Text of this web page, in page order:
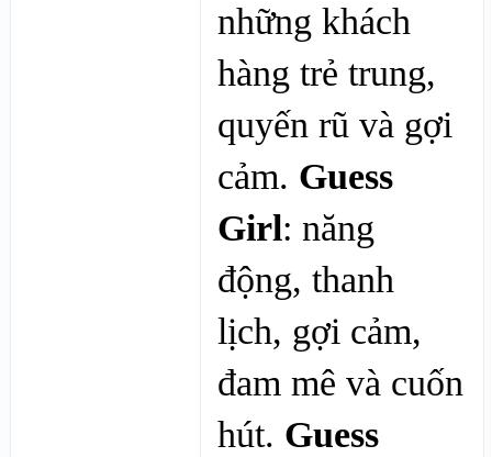
những khách
hàng trẻ trung,
quyến rũ và gợi
cảm. Guess
Girl: năng
động, thanh
lịch, gợi cảm,
đam mê và cuốn
hút. Guess